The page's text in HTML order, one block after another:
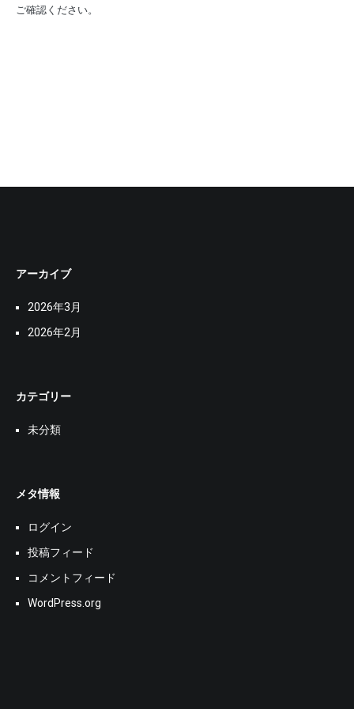
ご確認ください。
アーカイブ
2026年3月
2026年2月
カテゴリー
未分類
メタ情報
ログイン
投稿フィード
コメントフィード
WordPress.org